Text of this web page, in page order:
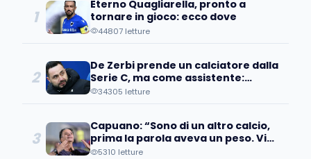
1
Eterno Quagliarella, pronto a
tornare in gioco: ecco dove
44807 letture
2
De Zerbi prende un calciatore dalla
Serie C, ma come assistente:
l’ultima idea del Brighton
34305 letture
3
Capuano: “Sono di un altro calcio,
prima la parola aveva un peso. Vi
racconto quando mi sono
5310 letture